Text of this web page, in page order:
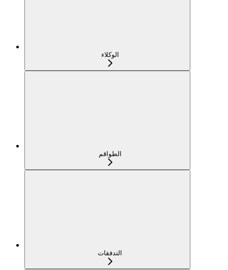
الوكلاء
الطواقم
التدفقات